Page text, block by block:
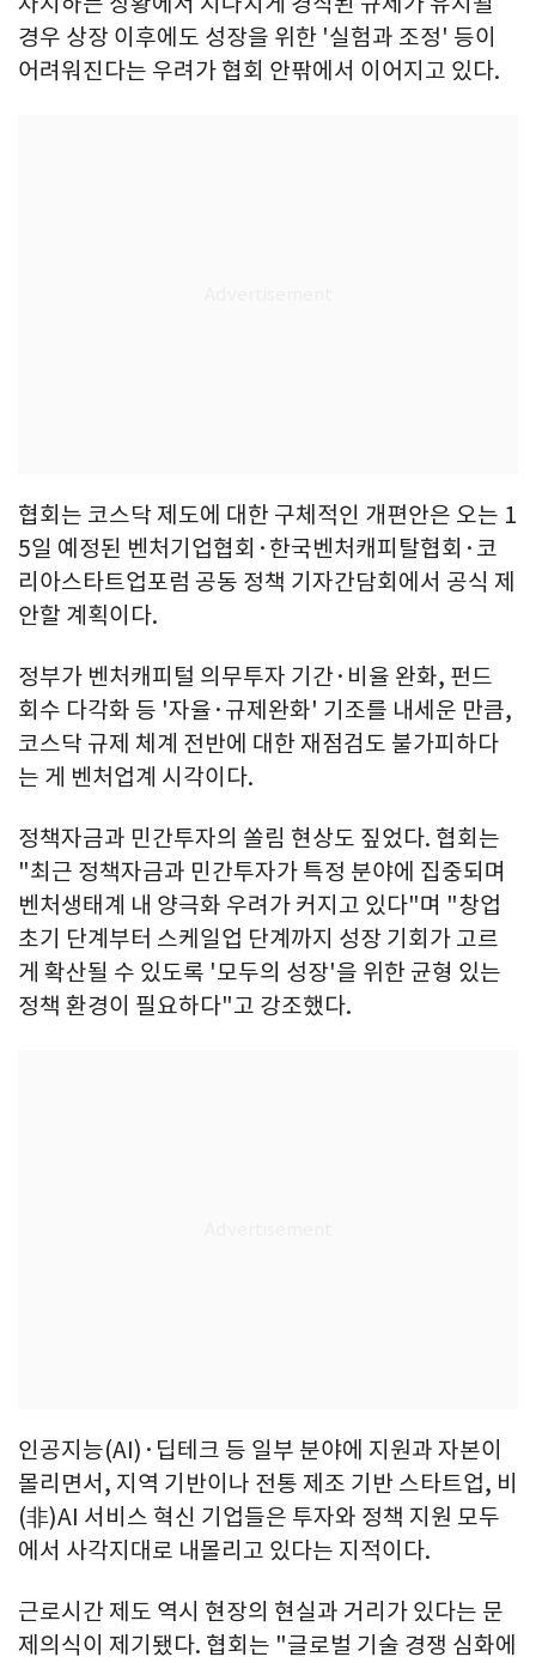
경우 상장 이후에도 성장을 위한 '실험과 조정' 등이
어려워진다는 우려가 협회 안팎에서 이어지고 있다.
협회는 코스닥 제도에 대한 구체적인 개편안은 오는 1
5일 예정된 벤처기업협회·한국벤처캐피탈협회·코
리아스타트업포럼 공동 정책 기자간담회에서 공식 제
안할 계획이다.
정부가 벤처캐피털 의무투자 기간·비율 완화, 펀드
회수 다각화 등 '자율·규제완화' 기조를 내세운 만큼,
코스닥 규제 체계 전반에 대한 재점검도 불가피하다
는 게 벤처업계 시각이다.
정책자금과 민간투자의 쏠림 현상도 짚었다. 협회는
"최근 정책자금과 민간투자가 특정 분야에 집중되며
벤처생태계 내 양극화 우려가 커지고 있다"며 "창업
초기 단계부터 스케일업 단계까지 성장 기회가 고르
게 확산될 수 있도록 '모두의 성장'을 위한 균형 있는
정책 환경이 필요하다"고 강조했다.
인공지능(AI)·딥테크 등 일부 분야에 지원과 자본이
몰리면서, 지역 기반이나 전통 제조 기반 스타트업, 비
(非)AI 서비스 혁신 기업들은 투자와 정책 지원 모두
에서 사각지대로 내몰리고 있다는 지적이다.
근로시간 제도 역시 현장의 현실과 거리가 있다는 문
제의식이 제기됐다. 협회는 "글로벌 기술 경쟁 심화에